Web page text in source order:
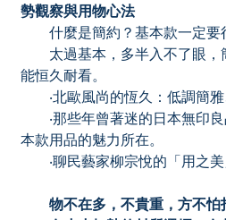
勢觀察與用物心法
什麼是簡約？基本款一定要
太過基本，多半入不了眼，
能恒久耐看。
‧北歐風尚的恆久：低調簡雅
‧那些年曾著迷的日本無印良
本款用品的魅力所在。
‧聊民藝家柳宗悅的「用之美
物不在多，不貴重，方不怕